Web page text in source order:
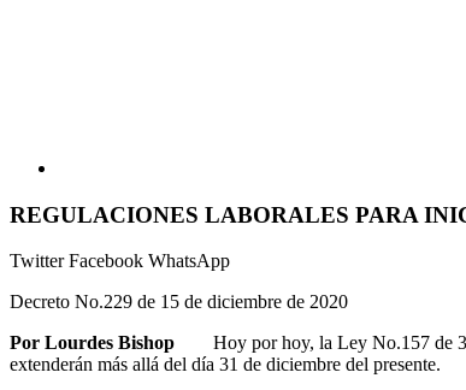
REGULACIONES LABORALES PARA
TwitterFacebook WhatsApp
Decreto No.229 de 15 de diciembre de 2020
Por Lourdes Bishop Hoy por hoy, la Ley No.157 de 3
extenderán más allá del día 31 de diciembre del presente.